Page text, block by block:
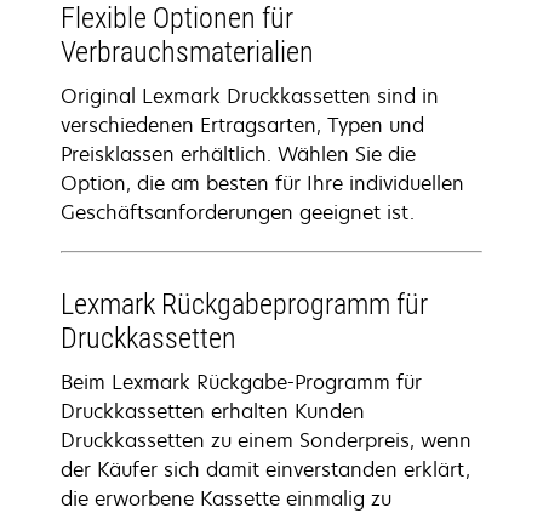
Flexible Optionen für
Verbrauchsmaterialien
Original Lexmark Druckkassetten sind in
verschiedenen Ertragsarten, Typen und
Preisklassen erhältlich. Wählen Sie die
Option, die am besten für Ihre individuellen
Geschäftsanforderungen geeignet ist.
Lexmark Rückgabeprogramm für
Druckkassetten
Beim Lexmark Rückgabe-Programm für
Druckkassetten erhalten Kunden
Druckkassetten zu einem Sonderpreis, wenn
der Käufer sich damit einverstanden erklärt,
die erworbene Kassette einmalig zu